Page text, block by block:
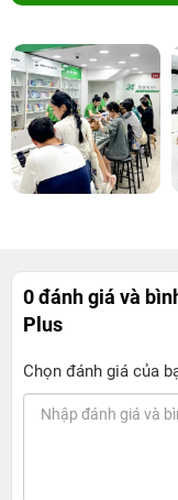
0 đánh giá và
Plus
Chọn đánh giá của